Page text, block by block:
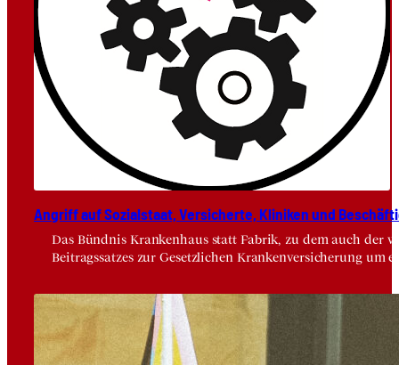
Angriff auf Sozi­al­staat, Ver­si­cher­te, Kli­ni­ken und
Das Bündnis Krankenhaus statt Fabrik, zu dem auch der
Beitragssatzes zur Gesetzlichen Krankenversicherung um